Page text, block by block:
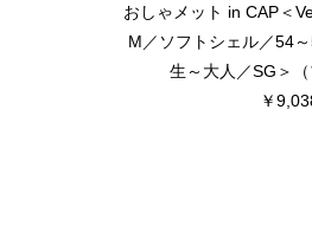
おしゃメット in CAP＜
M／ソフトシェル／54
生～大人／SG＞（
￥